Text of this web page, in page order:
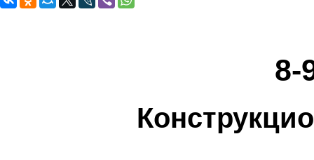
8-